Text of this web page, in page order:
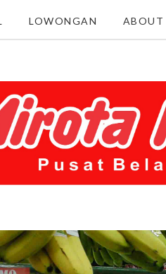
LOWONGAN ABOUT